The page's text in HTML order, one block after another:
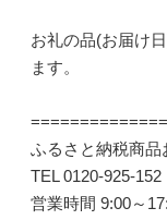
お礼の品(お届け
ます。
ふるさと納税商品
TEL 0120-925-152
営業時間 9:00～